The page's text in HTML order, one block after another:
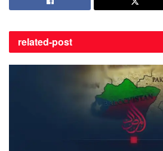
related-post